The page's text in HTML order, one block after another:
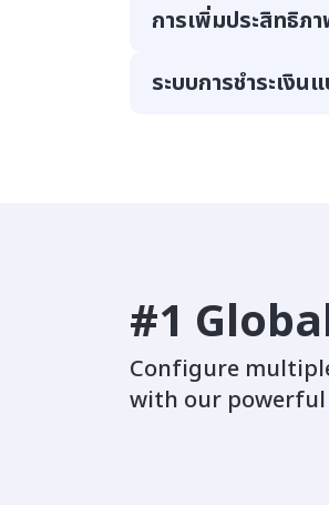
ช่วยให้ผู้โดยสารสามารถ
ประสบการณ์ของผู้ใช้ด้วย
การเพิ่มประสิทธิภ
ระบบของเราใช้ AI และก
และการร้องขอแบบเรีย
ระบบการชำระเงิ
#1
Configure
with our